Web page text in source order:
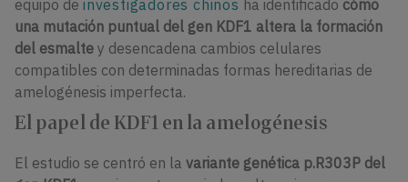
equipo de investigadores chinos ha identificado cómo
una mutación puntual del gen KDF1 altera la formación
del esmalte y desencadena cambios celulares
compatibles con determinadas formas hereditarias de
amelogénesis imperfecta.
El papel de KDF1 en la amelogénesis
El estudio se centró en la variante genética p.R303P del